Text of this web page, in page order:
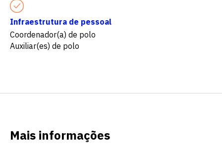
Infraestrutura de pessoal
Coordenador(a) de polo
Auxiliar(es) de polo
Mais informações